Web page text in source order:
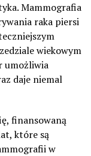
Mammografia
raka piersi
wiekowym
umożliwia
daje niemal
finansowaną
które są
w